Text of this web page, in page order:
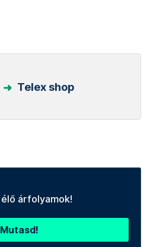
Telex shop
árfolyamok!
Mutasd!